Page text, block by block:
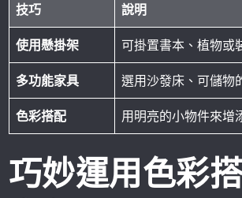
技巧 說明
使用懸掛架 可掛置書本、植物或
多功能家具 選用沙發床、可儲物
色彩搭配 用明亮的小物件來增
巧妙運用色彩